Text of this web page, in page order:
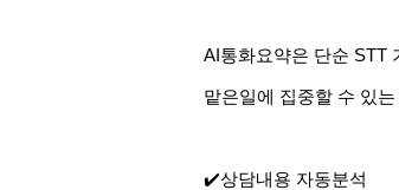
AI통화요약은 단순 STT
맡은일에 집중할 수 있
✔️상담내용 자동분석